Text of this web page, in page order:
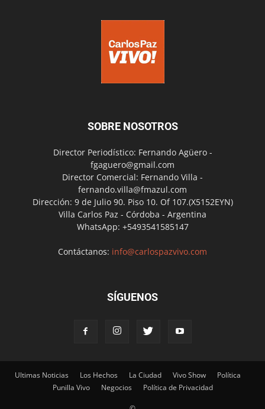
SOBRE NOSOTROS
Director Periodístico: Fernando Agüero -
fgaguero@gmail.com
Director Comercial: Fernando Villa -
fernando.villa@fmazul.com
Dirección: 9 de Julio 90. Piso 10. Of 107.(X5152EYN)
Villa Carlos Paz - Córdoba - Argentina
WhatsApp: +5493541585147
Contáctanos: info@carlospazvivo.com
SÍGUENOS
Ultimas Noticias Los Hechos La Ciudad Vivo Show
Política
Punilla Vivo
Negocios Política de Privacidad